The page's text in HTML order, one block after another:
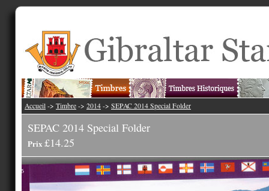
Accueil -> Timbre -> 2014 -> SEPAC 2014 Special Folder
SEPAC 2014 Special Folder
Prix £14.25